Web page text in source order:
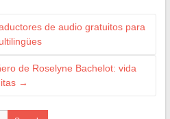
de audio gratuitos para
de Roselyne Bachelot: vida
→